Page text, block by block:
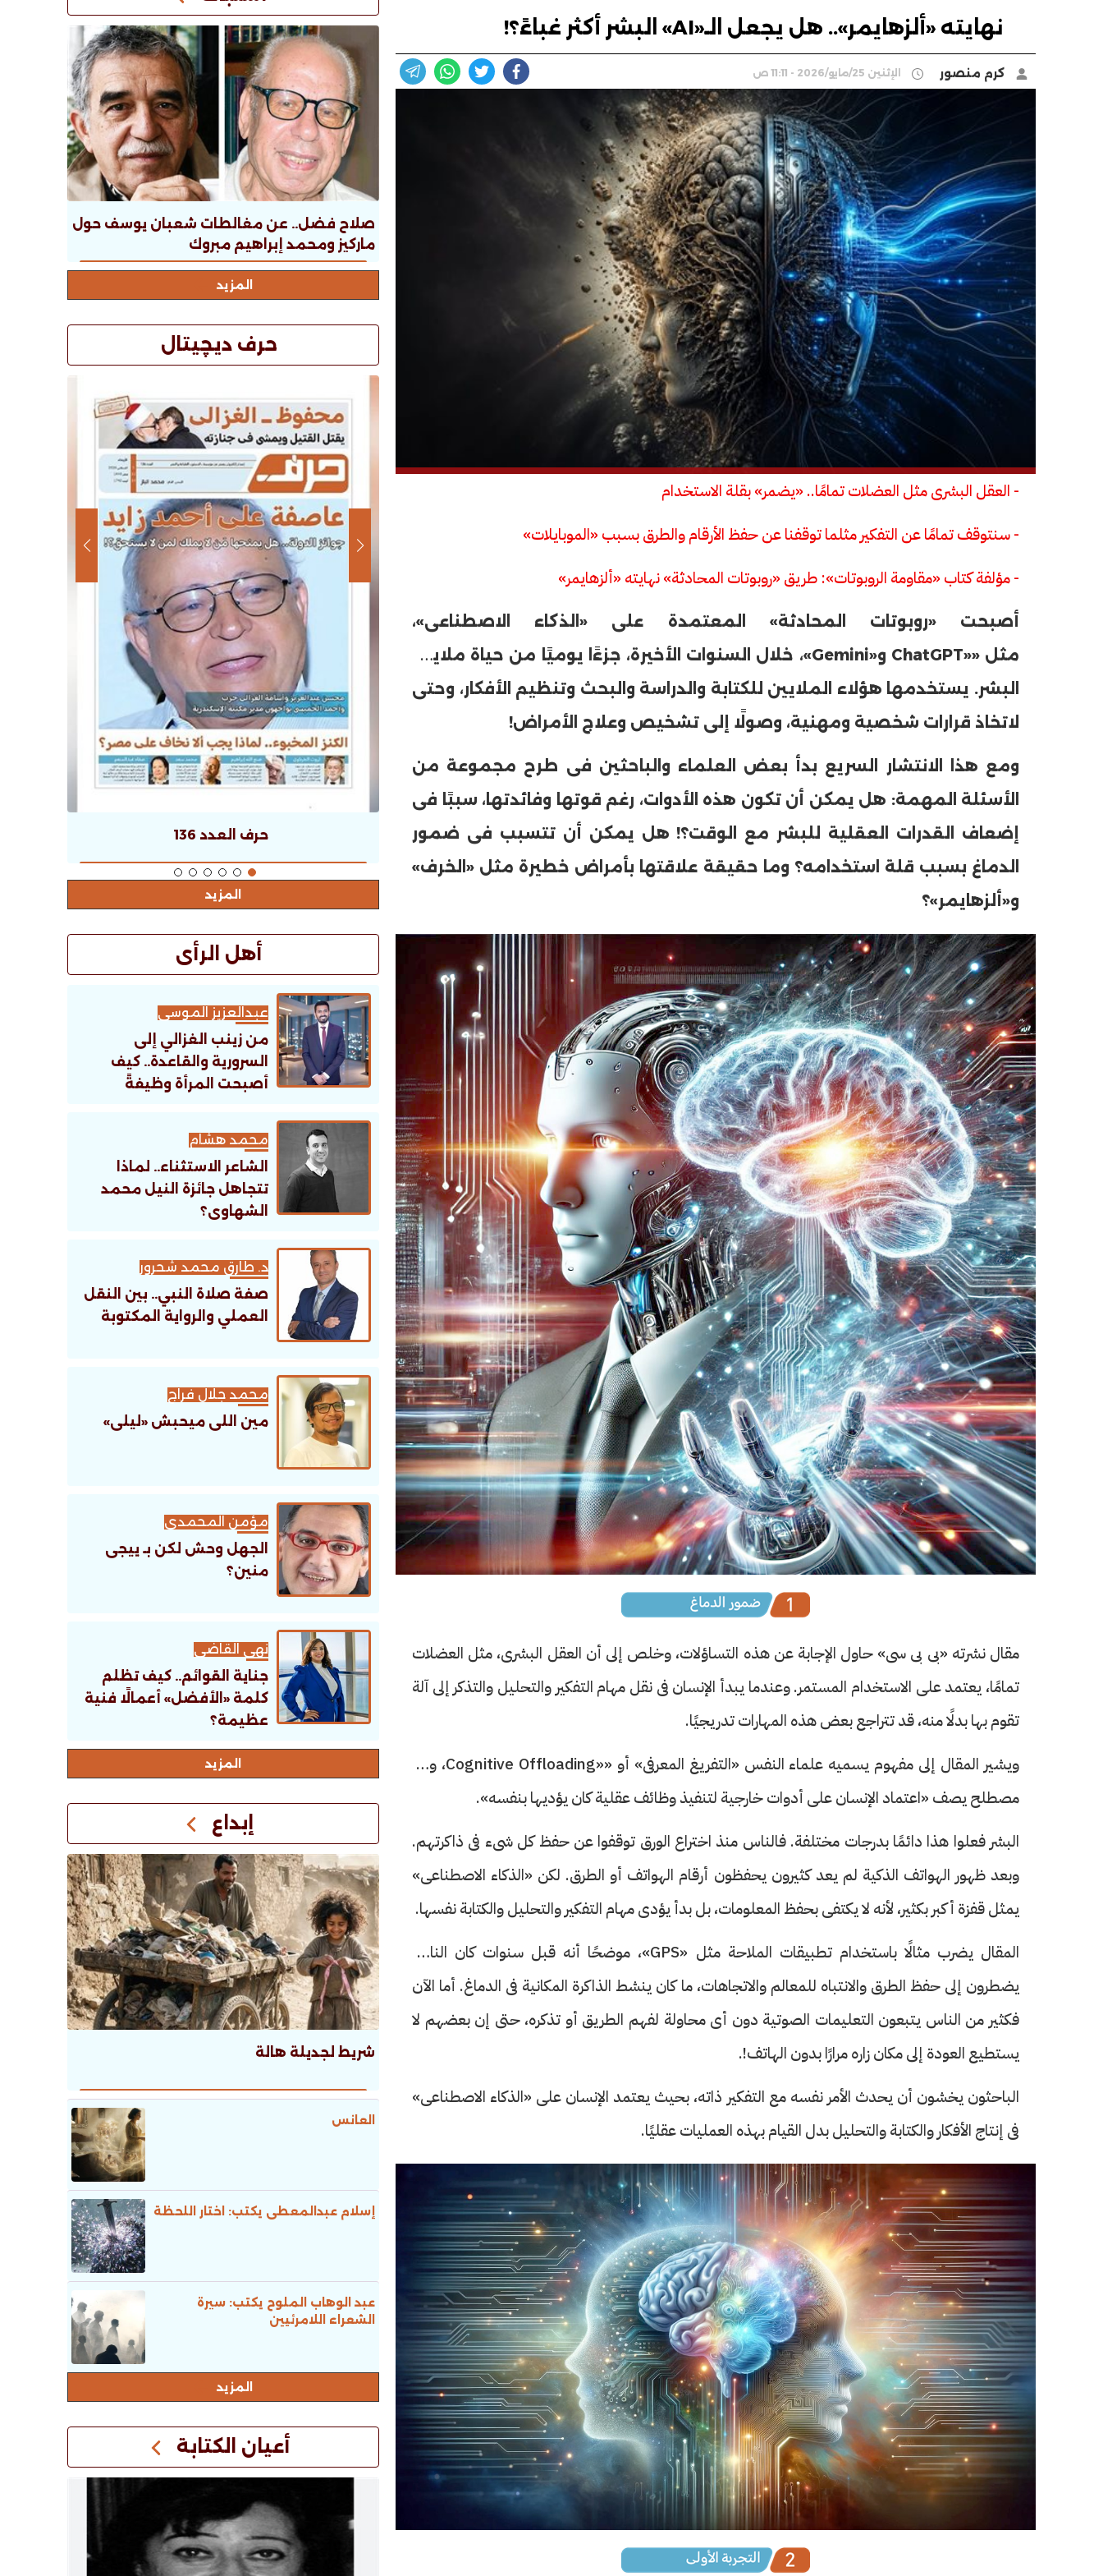
نهايته «ألزهايمر».. هل يجعل الـ«AI» البشر أكثر غباءً؟!
كرم منصور الإثنين 25/مايو/2026 - 11:11 ص
- العقل البشرى مثل العضلات تمامًا.. «يضمر» بقلة الاستخدام
- سنتوقف تمامًا عن التفكير مثلما توقفنا عن حفظ الأرقام والطرق بسبب «الموبايلات»
- مؤلفة كتاب «مقاومة الروبوتات»: طريق «روبوتات المحادثة» نهايته «ألزهايمر»
أصبحت «روبوتات المحادثة» المعتمدة على «الذكاء الاصطناعى»،
مثل ««ChatGPT و«Gemini»، خلال السنوات الأخيرة، جزءًا يوميًا من حياة ملايين
البشر. يستخدمها هؤلاء الملايين للكتابة والدراسة والبحث وتنظيم الأفكار، وحتى
لاتخاذ قرارات شخصية ومهنية، وصولًا إلى تشخيص وعلاج الأمراض!
ومع هذا الانتشار السريع بدأ بعض العلماء والباحثين فى طرح مجموعة من
الأسئلة المهمة: هل يمكن أن تكون هذه الأدوات، رغم قوتها وفائدتها، سببًا فى
إضعاف القدرات العقلية للبشر مع الوقت؟! هل يمكن أن تتسبب فى ضمور
الدماغ بسبب قلة استخدامه؟ وما حقيقة علاقتها بأمراض خطيرة مثل «الخرف»
و«ألزهايمر»؟
مقال نشرته «بى بى سى» حاول الإجابة عن هذه التساؤلات، وخلص إلى أن العقل البشرى، مثل العضلات
تمامًا، يعتمد على الاستخدام المستمر. وعندما يبدأ الإنسان فى نقل مهام التفكير والتحليل والتذكر إلى آلة
تقوم بها بدلًا منه، قد تتراجع بعض هذه المهارات تدريجيًا.
ويشير المقال إلى مفهوم يسميه علماء النفس «التفريغ المعرفى» أو ««Cognitive Offloading، وهو
مصطلح يصف «اعتماد الإنسان على أدوات خارجية لتنفيذ وظائف عقلية كان يؤديها بنفسه».
البشر فعلوا هذا دائمًا بدرجات مختلفة. فالناس منذ اختراع الورق توقفوا عن حفظ كل شىء فى ذاكرتهم.
وبعد ظهور الهواتف الذكية لم يعد كثيرون يحفظون أرقام الهواتف أو الطرق. لكن «الذكاء الاصطناعى»
يمثل قفزة أكبر بكثير، لأنه لا يكتفى بحفظ المعلومات، بل بدأ يؤدى مهام التفكير والتحليل والكتابة نفسها.
المقال يضرب مثالًا باستخدام تطبيقات الملاحة مثل «GPS»، موضحًا أنه قبل سنوات كان الناس
يضطرون إلى حفظ الطرق والانتباه للمعالم والاتجاهات، ما كان ينشط الذاكرة المكانية فى الدماغ. أما الآن
فكثير من الناس يتبعون التعليمات الصوتية دون أى محاولة لفهم الطريق أو تذكره، حتى إن بعضهم لا
يستطيع العودة إلى مكان زاره مرارًا بدون الهاتف!.
الباحثون يخشون أن يحدث الأمر نفسه مع التفكير ذاته، بحيث يعتمد الإنسان على «الذكاء الاصطناعى»
فى إنتاج الأفكار والكتابة والتحليل بدل القيام بهذه العمليات عقليًا.
صلاح فضل.. عن مغالطات شعبان يوسف حول
ماركيز ومحمد إبراهيم مبروك
المزيد
حرف ديچيتال
حرف العدد 133 حرف العدد 132 حرف العدد 136
المزيد
أهل الرأى
عبدالعزيز الموسى
من زينب الغزالي إلى
السرورية والقاعدة.. كيف
أصبحت المرأة وظيفةً
محمد هشام
الشاعر الاستثناء.. لماذا
تتجاهل جائزة النيل محمد
الشهاوى؟
د. طارق محمد شحرور
صفة صلاة النبي.. بين النقل
العملي والرواية المكتوبة
محمد جلال فراج
مين اللى ميحبش «ليلى»
مؤمن المحمدى
الجهل وحش لكن بـ ييجى
منين؟
نهى القاضى
جناية القوائم.. كيف تظلم
كلمة «الأفضل» أعمالًا فنية
عظيمة؟
اﻟﻤﺰﻳﺪ
إبداع
شريط لجديلة هالة
العانس
إسلام عبدالمعطى يكتب: اختار اللحظة
عبد الوهاب الملوح يكتب: سيرة
الشعراء اللامرئيين
المزيد
أعيان الكتابة